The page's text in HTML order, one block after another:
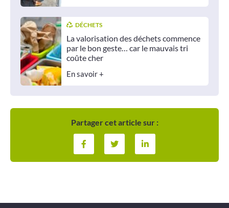
DÉCHETS
La valorisation des déchets commence
par le bon geste… car le mauvais tri
coûte cher
En savoir +
Partager cet article sur :